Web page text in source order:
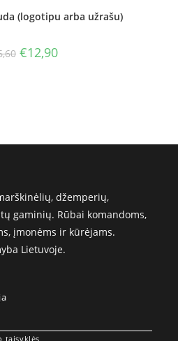
(logotipu arba užrašu)
Original
price
€12,90Current
price
džemperių,
gaminių. Rūbai komandoms,
įmonėms ir kūrėjams.
Lietuvoje.
taisyklės